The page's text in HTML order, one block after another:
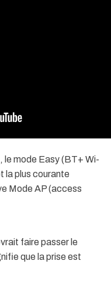
le mode Easy (BT+ Wi-
la plus courante
Mode AP (access
faire passer le
que la prise est